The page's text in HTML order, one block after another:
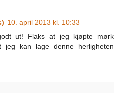
10. april 2013 kl. 10:33
ut! Flaks at jeg kjøpte mørk
jeg kan lage denne herligheten